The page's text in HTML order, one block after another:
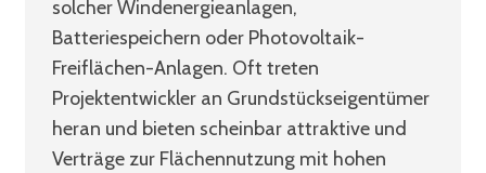
solcher Windenergieanlagen,
Batteriespeichern oder Photovoltaik-
Freiflächen-Anlagen. Oft treten
Projektentwickler an Grundstückseigentümer
heran und bieten scheinbar attraktive und
Verträge zur Flächennutzung mit hohen